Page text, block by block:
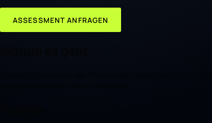
ASSESSMENT ANFRAGEN
Cloud-Migration ist der Prozess der Verlagerung von